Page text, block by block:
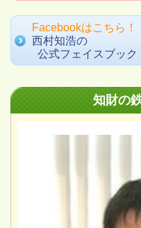
Facebookはこちら！
西村知浩の
公式フェイスブック
知財の